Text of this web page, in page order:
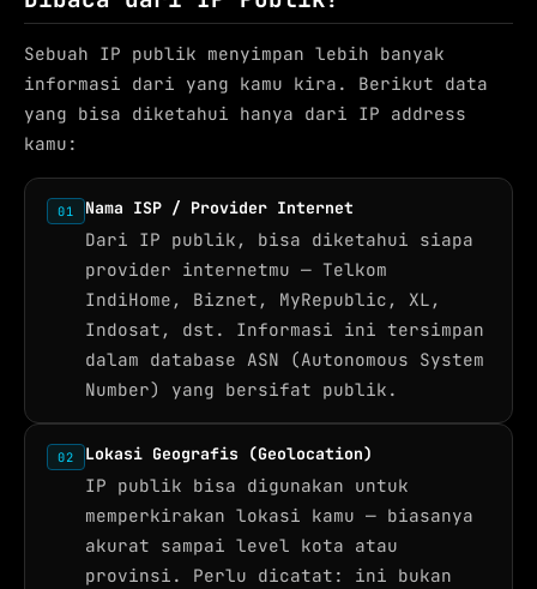
Sebuah IP publik menyimpan lebih banyak
informasi dari yang kamu kira. Berikut data
yang bisa diketahui hanya dari IP address
kamu:
01 Nama ISP / Provider Internet
Dari IP publik, bisa diketahui siapa
provider internetmu — Telkom
IndiHome, Biznet, MyRepublic, XL,
Indosat, dst. Informasi ini tersimpan
dalam database ASN (Autonomous System
Number) yang bersifat publik.
02 Lokasi Geografis (Geolocation)
IP publik bisa digunakan untuk
memperkirakan lokasi kamu — biasanya
akurat sampai level kota atau
provinsi. Perlu dicatat: ini bukan